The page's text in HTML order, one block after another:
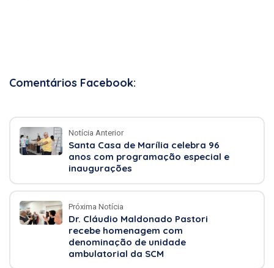
Comentários Facebook:
Notícia Anterior
Santa Casa de Marília celebra 96
anos com programação especial e
inaugurações
Próxima Notícia
Dr. Cláudio Maldonado Pastori
recebe homenagem com
denominação de unidade
ambulatorial da SCM